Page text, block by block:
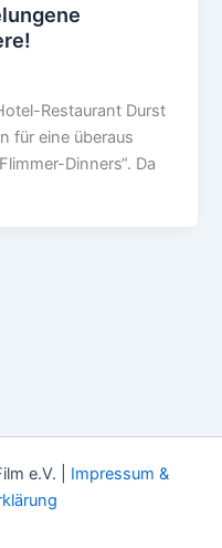
Restaurant Durst
für eine überaus
Dinners“. Da
e.V. | Impressum &